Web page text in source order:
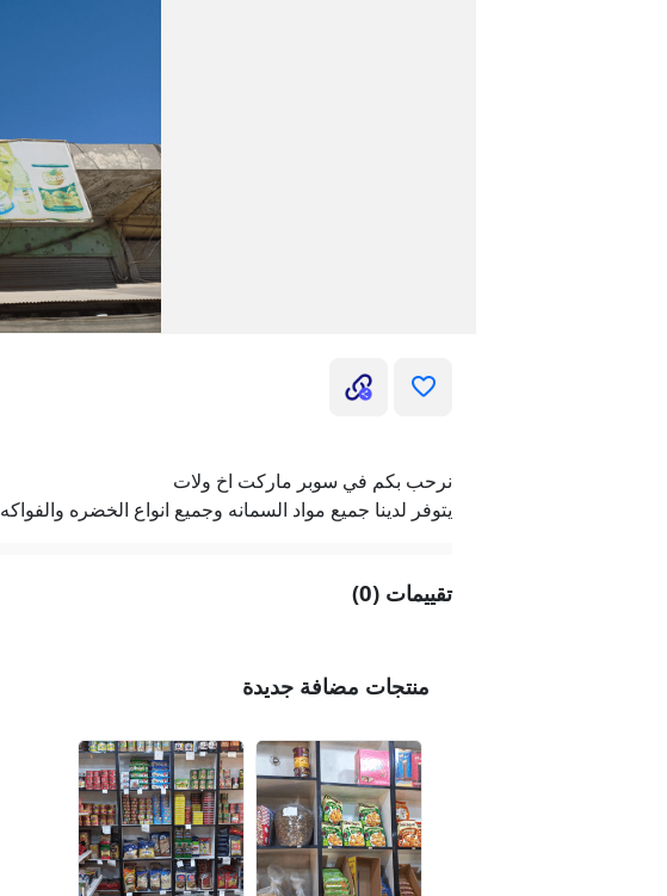
نرحب بكم في سوبر ماركت اخ ولات
يتوفر لدينا جميع مواد السمانه وجميع انواع الخضره والفواكه
تقييمات (0)
منتجات مضافة جديدة